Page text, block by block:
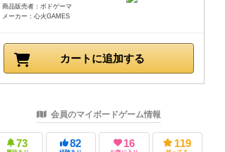
商品販売者：ボドゲーマ
メーカー：心火GAMES
カートに追加する
会員のマイボードゲーム情報
73 82 16 119